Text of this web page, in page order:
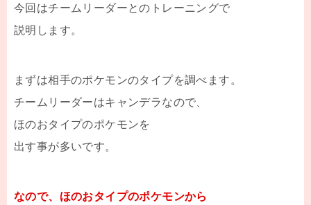
今回はチームリーダーとのトレーニングで
説明します。
まずは相手のポケモンのタイプを調べます。
チームリーダーはキャンデラなので、
ほのおタイプのポケモンを
出す事が多いです。
なので、ほのおタイプのポケモンから